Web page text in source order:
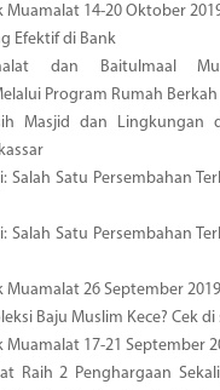
Muamalat 14-20 Oktober
Efektif di Bank
dan Baitulmaal
Program Rumah Berkah
Masjid dan Lingkungan
Salah Satu Persembahan
Salah Satu Persembahan
Muamalat 26 September 2019
Baju Muslim Kece? Cek di
Muamalat 17-21 September
Raih 2 Penghargaan